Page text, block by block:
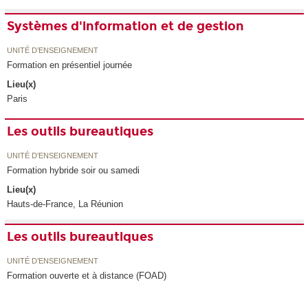
Systèmes d'information et de gestion
UNITÉ D’ENSEIGNEMENT
Formation en présentiel journée
Lieu(x)
Paris
Les outils bureautiques
UNITÉ D’ENSEIGNEMENT
Formation hybride soir ou samedi
Lieu(x)
Hauts-de-France, La Réunion
Les outils bureautiques
UNITÉ D’ENSEIGNEMENT
Formation ouverte et à distance (FOAD)